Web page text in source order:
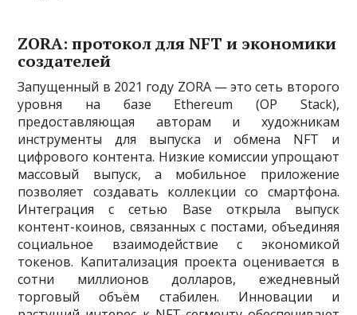
ZORA: протокол для NFT и экономики
создателей
Запущенный в 2021 году ZORA — это сеть второго
уровня на базе Ethereum (OP Stack),
предоставляющая авторам и художникам
инструменты для выпуска и обмена NFT и
цифрового контента. Низкие комиссии упрощают
массовый выпуск, а мобильное приложение
позволяет создавать коллекции со смартфона.
Интеграция с сетью Base открыла выпуск
контент-коинов, связанных с постами, объединяя
социальное взаимодействие с экономикой
токенов. Капитализация проекта оценивается в
сотни миллионов долларов, ежедневный
торговый объём стабилен. Инновации и